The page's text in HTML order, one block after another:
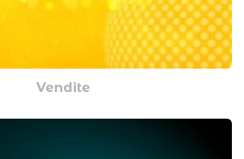
Vendite